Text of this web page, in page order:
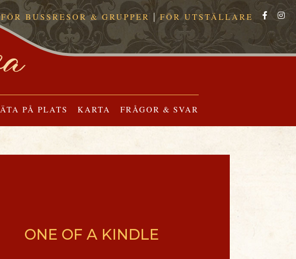
FÖR BUSSRESOR & GRUPPER FÖR UTSTÄLLARE
ÄTA PÅ PLATS KARTA FRÅGOR & SVAR
ONE OF A KINDLE